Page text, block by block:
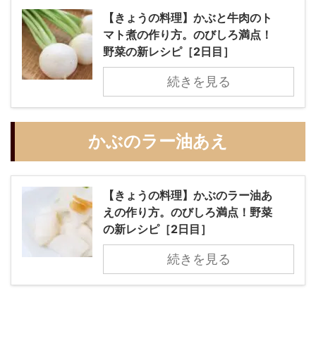
【きょうの料理】かぶと牛肉のト
マト煮の作り方。のびしろ満点！
野菜の新レシピ［2日目］
続きを見る
かぶのラー油あえ
【きょうの料理】かぶのラー油あ
えの作り方。のびしろ満点！野菜
の新レシピ［2日目］
続きを見る